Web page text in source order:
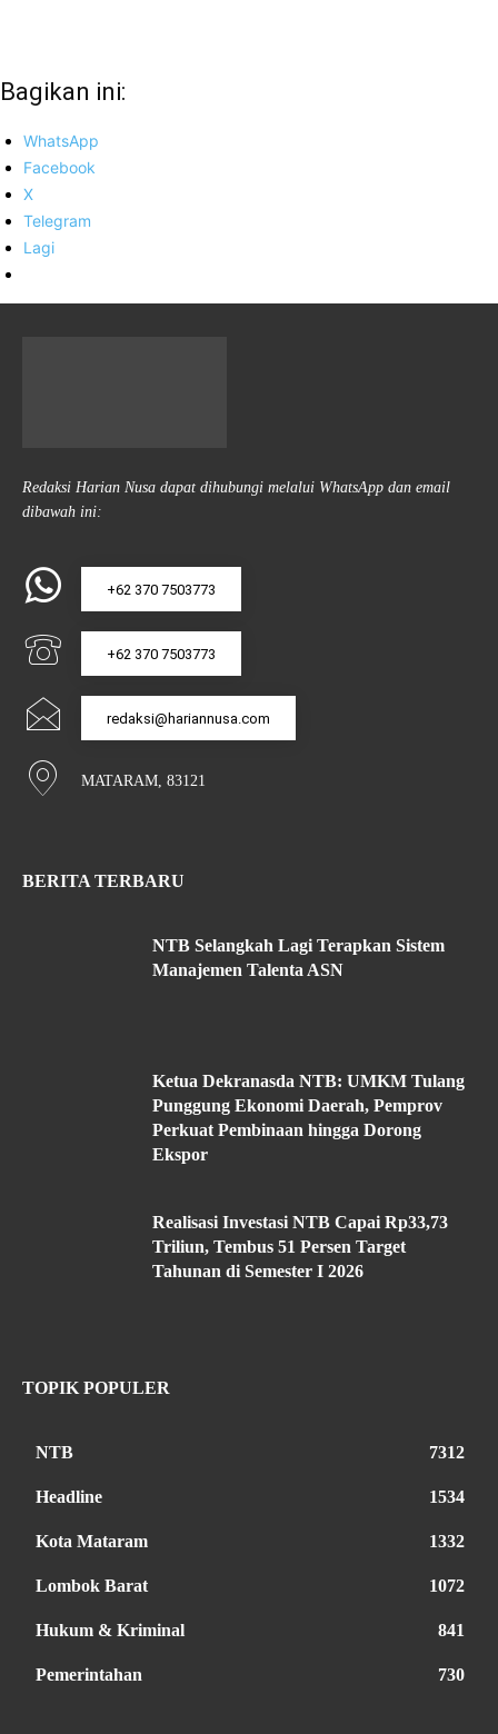
Bagikan ini:
WhatsApp
Facebook
X
Telegram
Lagi
Redaksi Harian Nusa dapat dihubungi melalui WhatsApp dan email
dibawah ini:
+62 370 7503773
+62 370 7503773
redaksi@hariannusa.com
MATARAM, 83121
BERITA TERBARU
NTB Selangkah Lagi Terapkan Sistem
Manajemen Talenta ASN
Ketua Dekranasda NTB: UMKM Tulang
Punggung Ekonomi Daerah, Pemprov
Perkuat Pembinaan hingga Dorong
Ekspor
Realisasi Investasi NTB Capai Rp33,73
Triliun, Tembus 51 Persen Target
Tahunan di Semester I 2026
TOPIK POPULER
NTB 7312
Headline 1534
Kota Mataram 1332
Lombok Barat 1072
Hukum & Kriminal 841
Pemerintahan 730